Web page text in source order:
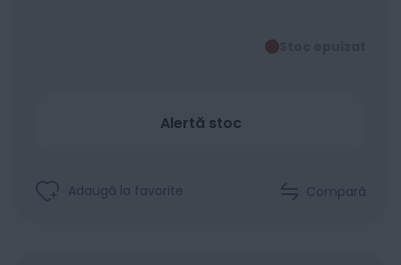
Alertă stoc
Adaugă la favorite Compară